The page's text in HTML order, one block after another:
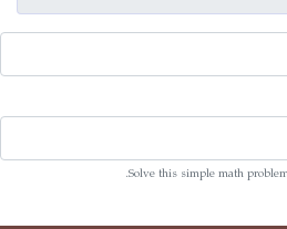
Solve this simple math